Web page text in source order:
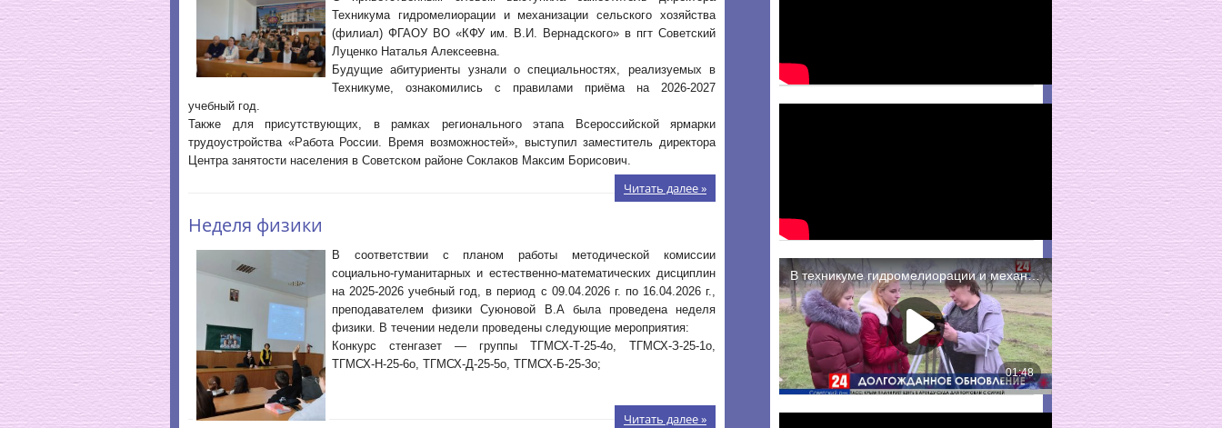
Техникума гидромелиорации и механизации сельского хозяйства
(филиал) ФГАОУ ВО «КФУ им. В.И. Вернадского» в пгт Советский
Луценко Наталья Алексеевна.
Будущие абитуриенты узнали о специальностях, реализуемых в
Техникуме, ознакомились с правилами приёма на 2026-2027
учебный год.
Также для присутствующих, в рамках регионального этапа Всероссийской ярмарки
трудоустройства «Работа России. Время возможностей», выступил заместитель директора
Центра занятости населения в Советском районе Соклаков Максим Борисович.
Читать далее »
Неделя физики
В соответствии с планом работы методической комиссии
социально-гуманитарных и естественно-математических дисциплин
на 2025-2026 учебный год, в период с 09.04.2026 г. по 16.04.2026 г.,
преподавателем физики Суюновой В.А была проведена неделя
физики. В течении недели проведены следующие мероприятия:
Конкурс стенгазет — группы ТГМСХ-Т-25-4о, ТГМСХ-З-25-1о,
ТГМСХ-Н-25-6о, ТГМСХ-Д-25-5о, ТГМСХ-Б-25-3о;
Читать далее »